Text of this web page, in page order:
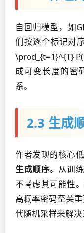
自回归模型，如
们按逐个标记对
\prod_{t=1}^{T}
成可变长度的密
系。
2.3 生成
作者发现的核心
生成顺序。从训
不考虑其可能性
高概率密码至关
代随机采样来解决